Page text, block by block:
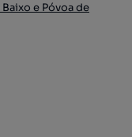
e Póvoa de